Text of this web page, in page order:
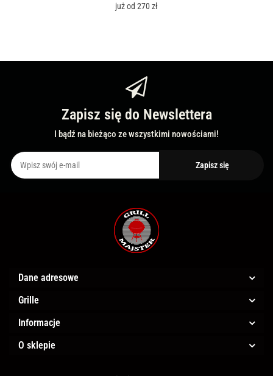
już od 270 zł
Zapisz się do Newslettera
I bądź na bieżąco ze wszystkimi nowościami!
Dane adresowe
Grille
Informacje
O sklepie